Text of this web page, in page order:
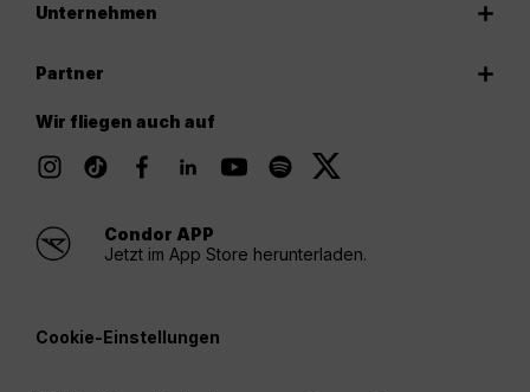
Unternehmen
Partner
Wir fliegen auch auf
Condor APP
Jetzt im App Store herunterladen.
Cookie-Einstellungen